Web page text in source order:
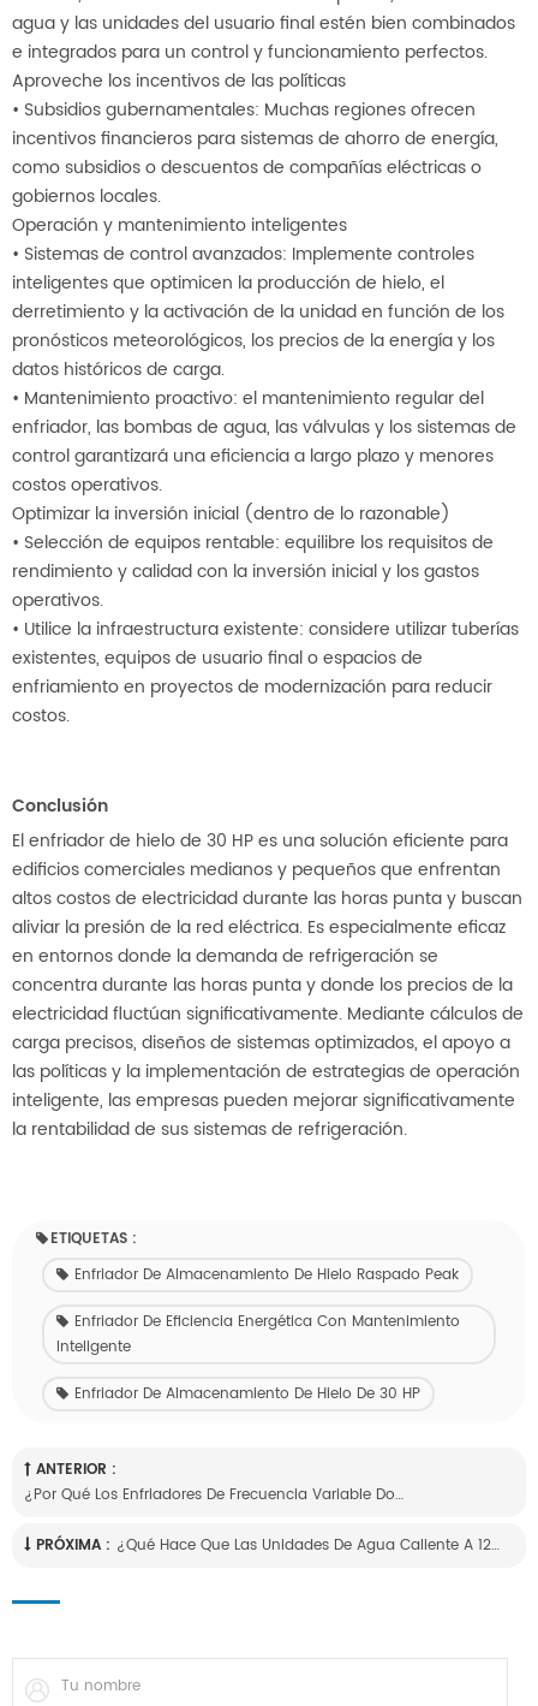
agua y las unidades del usuario final estén bien combinados
e integrados para un control y funcionamiento perfectos.
Aproveche los incentivos de las políticas
• Subsidios gubernamentales: Muchas regiones ofrecen
incentivos financieros para sistemas de ahorro de energía,
como subsidios o descuentos de compañías eléctricas o
gobiernos locales.
Operación y mantenimiento inteligentes
• Sistemas de control avanzados: Implemente controles
inteligentes que optimicen la producción de hielo, el
derretimiento y la activación de la unidad en función de los
pronósticos meteorológicos, los precios de la energía y los
datos históricos de carga.
• Mantenimiento proactivo: el mantenimiento regular del
enfriador, las bombas de agua, las válvulas y los sistemas de
control garantizará una eficiencia a largo plazo y menores
costos operativos.
Optimizar la inversión inicial (dentro de lo razonable)
• Selección de equipos rentable: equilibre los requisitos de
rendimiento y calidad con la inversión inicial y los gastos
operativos.
• Utilice la infraestructura existente: considere utilizar tuberías
existentes, equipos de usuario final o espacios de
enfriamiento en proyectos de modernización para reducir
costos.
Conclusión
El enfriador de hielo de 30 HP es una solución eficiente para
edificios comerciales medianos y pequeños que enfrentan
altos costos de electricidad durante las horas punta y buscan
aliviar la presión de la red eléctrica. Es especialmente eficaz
en entornos donde la demanda de refrigeración se
concentra durante las horas punta y donde los precios de la
electricidad fluctúan significativamente. Mediante cálculos de
carga precisos, diseños de sistemas optimizados, el apoyo a
las políticas y la implementación de estrategias de operación
inteligente, las empresas pueden mejorar significativamente
la rentabilidad de sus sistemas de refrigeración.
ETIQUETAS :
Enfriador De Almacenamiento De Hielo Raspado Peak
Enfriador De Eficiencia Energética Con Mantenimiento
Inteligente
Enfriador De Almacenamiento De Hielo De 30 HP
ANTERIOR :
¿Por Qué Los Enfriadores De Frecuencia Variable Dominan El Mercado Del Aire Acondicionado Industrial?
PRÓXIMA : ¿Qué Hace Que Las Unidades De Agua Caliente A 120 °C Sean El Próximo Gran Salto Energético?